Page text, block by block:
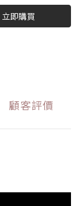
立即購買
顧客評價